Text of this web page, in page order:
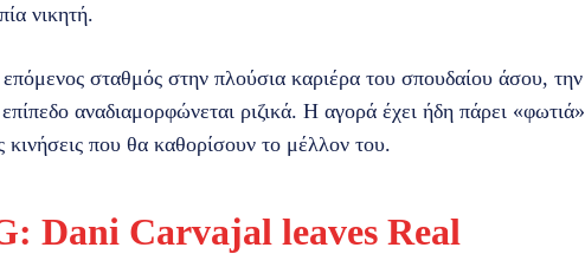
νικητή.
σταθμός στην πλούσια καριέρα του σπουδαίου άσου, την
αναδιαμορφώνεται ριζικά. Η αγορά έχει ήδη πάρει «φωτιά»
κινήσεις που θα καθορίσουν το μέλλον του.
Dani Carvajal leaves Real